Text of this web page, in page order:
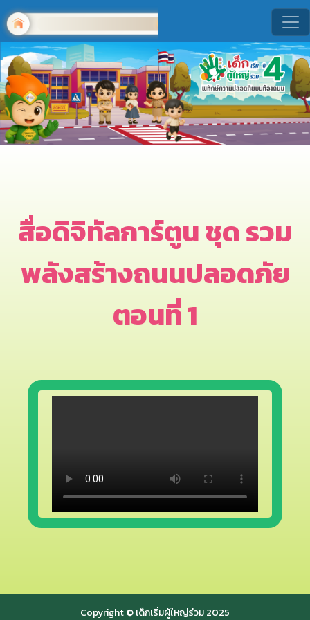
สื่อดิจิทัลการ์ตูน ชุด รวม
พลังสร้างถนนปลอดภัย
ตอนที่ 1
Copyright © เด็กเริ่มผู้ใหญ่ร่วม 2025